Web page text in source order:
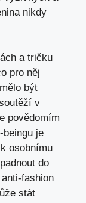
nikdy
a tričku
pro něj
být
v
povědomím
je
osobnímu
do
fashion
stát